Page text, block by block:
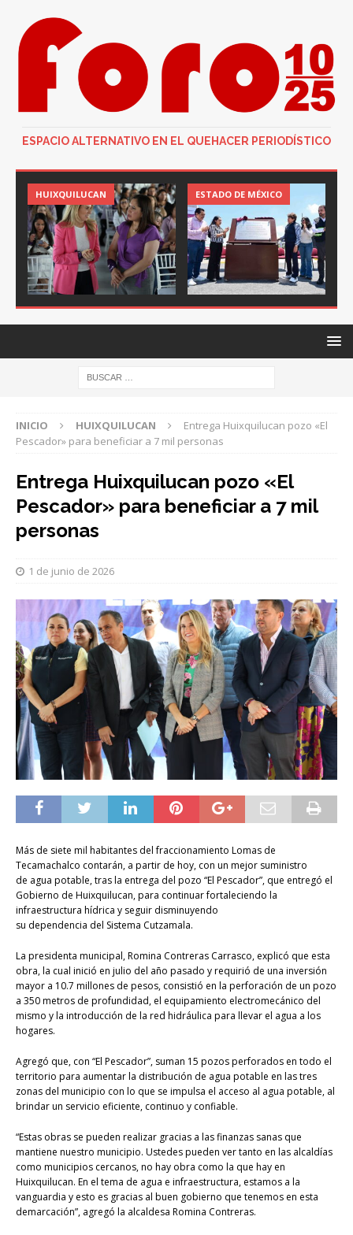
ESPACIO ALTERNATIVO EN EL QUEHACER PERIODÍSTICO
HUIXQUILUCAN ESTADO DE MÉXICO
INICIO HUIXQUILUCAN
Entrega Huixquilucan pozo «El
Pescador» para beneficiar a 7 mil personas
Entrega Huixquilucan pozo «El
Pescador» para beneficiar a 7 mil
personas
1 de junio de 2026
Más de siete mil habitantes del fraccionamiento Lomas de
Tecamachalco contarán, a partir de hoy, con un mejor suministro
de agua potable, tras la entrega del pozo “El Pescador”, que entregó el
Gobierno de Huixquilucan, para continuar fortaleciendo la
infraestructura hídrica y seguir disminuyendo
su dependencia del Sistema Cutzamala.
La presidenta municipal, Romina Contreras Carrasco, explicó que esta
obra, la cual inició en julio del año pasado y requirió de una inversión
mayor a 10.7 millones de pesos, consistió en la perforación de un pozo
a 350 metros de profundidad, el equipamiento electromecánico del
mismo y la introducción de la red hidráulica para llevar el agua a los
hogares.
Agregó que, con “El Pescador”, suman 15 pozos perforados en todo el
territorio para aumentar la distribución de agua potable en las tres
zonas del municipio con lo que se impulsa el acceso al agua potable, al
brindar un servicio eficiente, continuo y confiable.
“Estas obras se pueden realizar gracias a las finanzas sanas que
mantiene nuestro municipio. Ustedes pueden ver tanto en las alcaldías
como municipios cercanos, no hay obra como la que hay en
Huixquilucan. En el tema de agua e infraestructura, estamos a la
vanguardia y esto es gracias al buen gobierno que tenemos en esta
demarcación”, agregó la alcaldesa Romina Contreras.